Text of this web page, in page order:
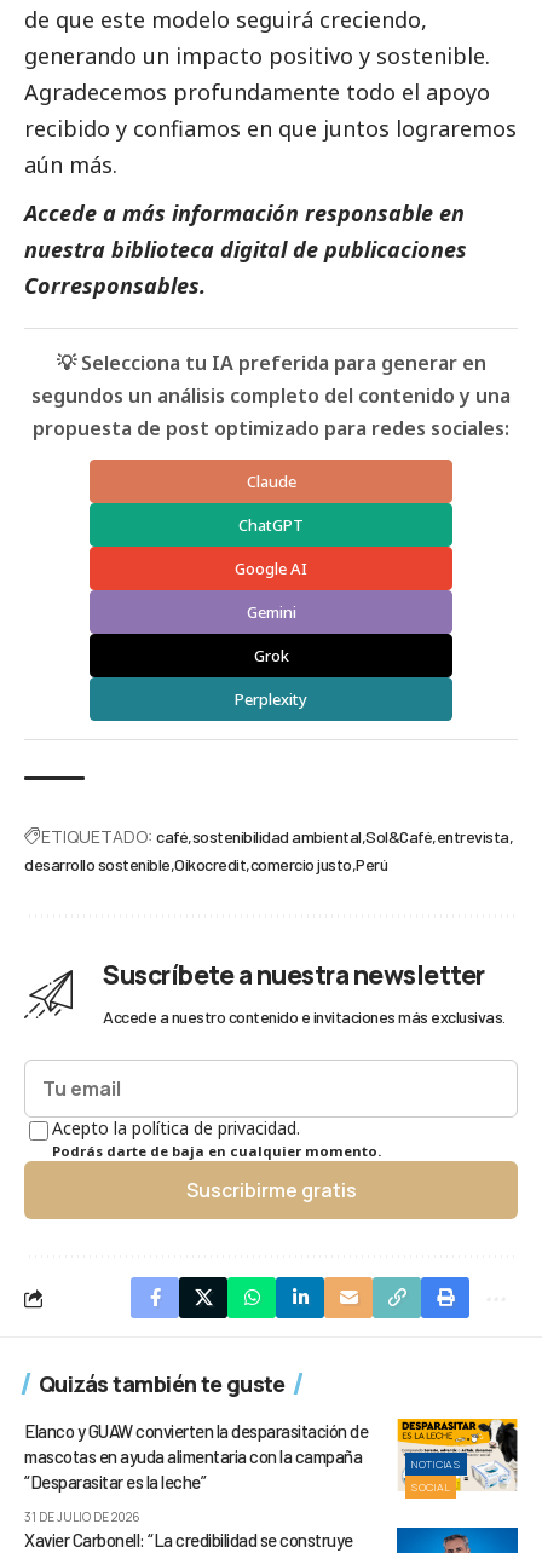
de que este modelo seguirá creciendo,
generando un impacto positivo y sostenible.
Agradecemos profundamente todo el apoyo
recibido y confiamos en que juntos lograremos
aún más.
Accede a más información responsable en
nuestra biblioteca digital de publicaciones
Corresponsables.
💡 Selecciona tu IA preferida para generar en
segundos un análisis completo del contenido y una
propuesta de post optimizado para redes sociales:
Claude
ChatGPT
Google AI
Gemini
Grok
Perplexity
ETIQUETADO: café sostenibilidad ambiental Sol&Café entrevista
desarrollo sostenible Oikocredit comercio justo Perú
Suscríbete a nuestra newsletter
Accede a nuestro contenido e invitaciones más exclusivas.
Acepto la política de privacidad.
Podrás darte de baja en cualquier momento.
Suscribirme gratis
Quizás también te guste
NOTICIAS
SOCIAL
Elanco y GUAW convierten la desparasitación de
mascotas en ayuda alimentaria con la campaña
“Desparasitar es la leche”
31 DE JULIO DE 2026
Xavier Carbonell: “La credibilidad se construye